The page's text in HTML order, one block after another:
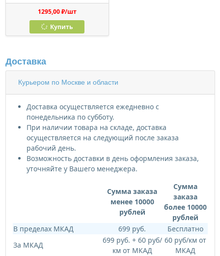
1295,00 ₽/шт
Купить
Доставка
Курьером по Москве и области
Доставка осуществляется ежедневно с
понедельника по субботу.
При наличии товара на складе, доставка
осуществляется на следующий после заказа
рабочий день.
Возможность доставки в день оформления заказа,
уточняйте у Вашего менеджера.
Сумма заказа
менее 10000
рублей
Сумма
заказа
более 10000
рублей
В пределах МКАД
699 руб.
Бесплатно
За МКАД
699 руб. + 60 руб/
км от МКАД
60 руб/км от
МКАД